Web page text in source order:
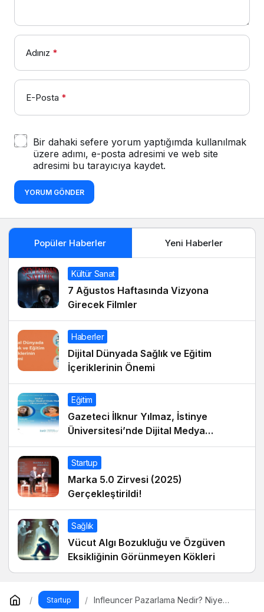
Adınız *
E-Posta *
Bir dahaki sefere yorum yaptığımda kullanılmak
üzere adımı, e-posta adresimi ve web site
adresimi bu tarayıcıya kaydet.
YORUM GÖNDER
Popüler Haberler Yeni Haberler
Kültür Sanat
7 Ağustos Haftasında Vizyona
Girecek Filmler
Haberler
Dijital Dünyada Sağlık ve Eğitim
İçeriklerinin Önemi
Eğitim
Gazeteci İlknur Yılmaz, İstinye
Üniversitesi’nde Dijital Medya
Okuryazarlığı Dersinin Konuğu Oldu
Startup
Marka 5.0 Zirvesi (2025)
Gerçekleştirildi!
Sağlık
Vücut Algı Bozukluğu ve Özgüven
Eksikliğinin Görünmeyen Kökleri
Startup
Infleuncer Pazarlama Nedir? Niye